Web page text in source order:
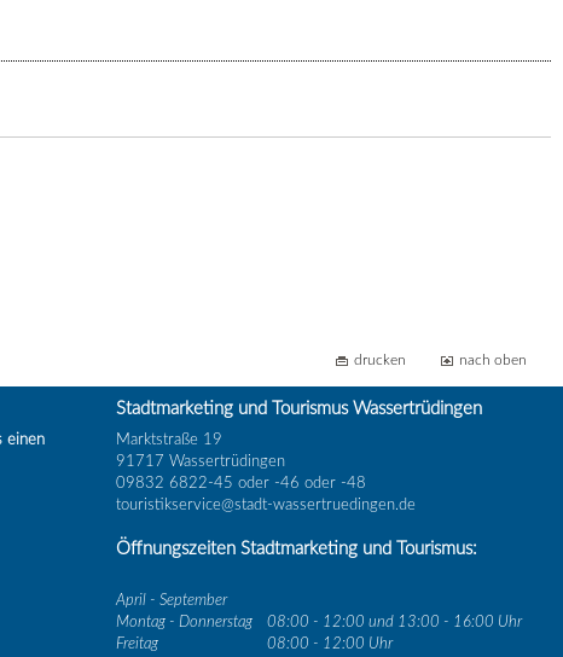
drucken nach oben
einen
Stadtmarketing und Tourismus Wassertrüdingen
Marktstraße 19
91717 Wassertrüdingen
09832 6822-45 oder -46 oder -48
touristikservice@stadt-wassertruedingen.de
Öffnungszeiten Stadtmarketing und Tourismus:
April - September
Montag - Donnerstag
08:00 - 12:00 und 13:00 - 16:00 Uhr
Freitag
08:00 - 12:00 Uhr